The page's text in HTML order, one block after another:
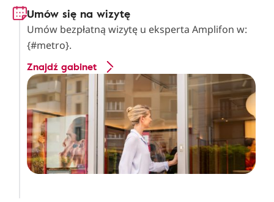
Umów się na wizytę
Umów bezpłatną wizytę u eksperta Amplifon w:
{#metro}.
Znajdź gabinet